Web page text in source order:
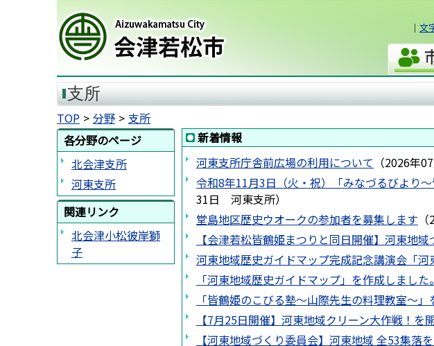
｜ 文
会津若松市
支所
TOP 分野
支所
新着情報
河東支所庁舎前広場の利用について （2026年
令和8年11月3日（火・祝）「みなづるびより
31日
河東支所）
堂島地区歴史ウオークの参加者を募集します （
【会津若松皆鶴姫まつりと同日開催】河東地
河東地域歴史ガイドマップ完成記念講演会「
「河東地域歴史ガイドマップ」を作成しました。
「皆鶴姫のこびる塾～山際先生の料理教室～
【7月25日開催】河東地域クリーン大作戦！を
【河東地域づくり委員会】河東地域 全53集落
各分野のページ
北会津支所
河東支所
関連リンク
北会津小松彼岸獅
子